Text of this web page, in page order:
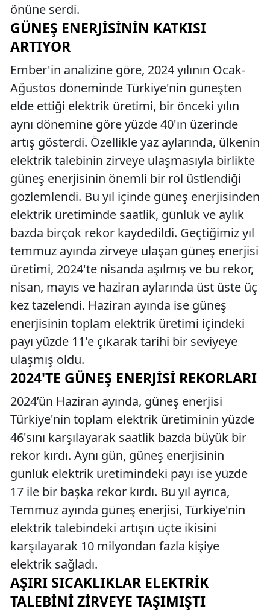
önüne serdi.
GÜNEŞ ENERJISININ KATKISI
ARTIYOR
Ember'in analizine göre, 2024 yılının Ocak-
Ağustos döneminde Türkiye'nin güneşten
elde ettiği elektrik üretimi, bir önceki yılın
aynı dönemine göre yüzde 40'ın üzerinde
artış gösterdi. Özellikle yaz aylarında, ülkenin
elektrik talebinin zirveye ulaşmasıyla birlikte
güneş enerjisinin önemli bir rol üstlendiği
gözlemlendi. Bu yıl içinde güneş enerjisinden
elektrik üretiminde saatlik, günlük ve aylık
bazda birçok rekor kaydedildi. Geçtiğimiz yıl
temmuz ayında zirveye ulaşan güneş enerjisi
üretimi, 2024'te nisanda aşılmış ve bu rekor,
nisan, mayıs ve haziran aylarında üst üste üç
kez tazelendi. Haziran ayında ise güneş
enerjisinin toplam elektrik üretimi içindeki
payı yüzde 11'e çıkarak tarihi bir seviyeye
ulaşmış oldu.
2024'TE GÜNEŞ ENERJISI REKORLARI
2024’ün Haziran ayında, güneş enerjisi
Türkiye'nin toplam elektrik üretiminin yüzde
46'sını karşılayarak saatlik bazda büyük bir
rekor kırdı. Aynı gün, güneş enerjisinin
günlük elektrik üretimindeki payı ise yüzde
17 ile bir başka rekor kırdı. Bu yıl ayrıca,
Temmuz ayında güneş enerjisi, Türkiye'nin
elektrik talebindeki artışın üçte ikisini
karşılayarak 10 milyondan fazla kişiye
elektrik sağladı.
AŞIRI SICAKLIKLAR ELEKTRIK
TALEBINI ZIRVEYE TAŞIMIŞTI